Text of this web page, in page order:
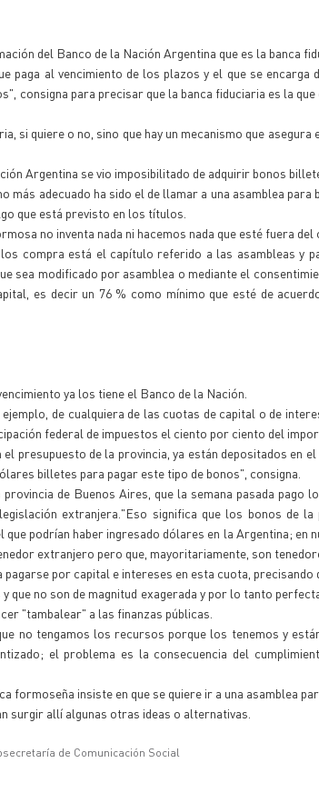
del Banco de la Nación Argentina que es la banca
paga al vencimiento de los plazos y el que se
consigna para precisar que la banca fiduciaria es la
si quiere o no, sino que hay un mecanismo que asegura
Argentina se vio imposibilitado de adquirir bonos
más adecuado ha sido el de llamar a una asamblea
que está previsto en los títulos.
no inventa nada ni hacemos nada que esté fuera
compra está el capítulo referido a las asambleas y
sea modificado por asamblea o mediante el
es decir un 76 % como mínimo que esté de
ya los tiene el Banco de la Nación.
de cualquiera de las cuotas de capital o de
federal de impuestos el ciento por ciento del
presupuesto de la provincia, ya están depositados en
billetes para pagar este tipo de bonos", consigna.
de Buenos Aires, que la semana pasada pago
extranjera."Eso significa que los bonos de
que podrían haber ingresado dólares en la Argentina;
extranjero pero que, mayoritariamente, son
por capital e intereses en esta cuota, precisando
que no son de magnitud exagerada y por lo tanto
"tambalear" a las finanzas públicas.
no tengamos los recursos porque los tenemos y
el problema es la consecuencia del
formoseña insiste en que se quiere ir a una asamblea
surgir allí algunas otras ideas o alternativas.
de Comunicación Social